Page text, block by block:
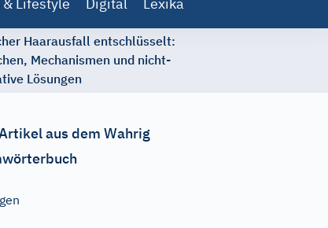
Haarausfall entschlüsselt:
Mechanismen und nicht-
Lösungen
aus dem Wahrig